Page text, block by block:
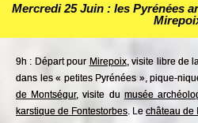
Mercredi 25 Juin : lesPyrénées
9h : Départ pour Mirepoix, visite libre de
dans les « petites Pyrénées », pique-
de Montségur, visite du musée
karstique de Fontestorbes . Le château de